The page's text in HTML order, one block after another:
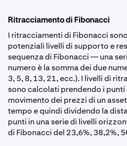
Ritracciamento di Fibonacci
I ritracciamenti di Fibonacci
potenziali livelli di supporto e
sequenza di Fibonacci — una
numero è la somma dei due
3, 5, 8, 13, 21, ecc.). I livelli di
sono calcolati prendendo i punti
movimento dei prezzi di un
tempo e quindi dividendo la
punti in una serie di livelli
di Fibonacci del 23,6%, 38,2%,